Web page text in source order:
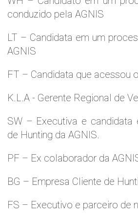
conduzido pela AGNIS
LT – Candidata em um
AGNIS
FT – Candidata que acessou
K.L.A - Gerente Regional de
SW – Executiva e candidata
de Hunting da AGNIS.
PF – Ex colaborador da
BG – Empresa Cliente de
FS – Executivo e parceiro de